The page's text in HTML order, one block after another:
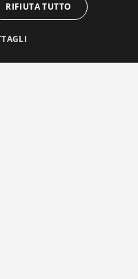
RIFIUTA TUTTO